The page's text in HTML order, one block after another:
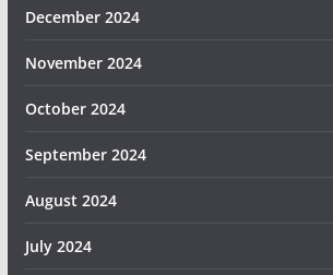
December 2024
November 2024
October 2024
September 2024
August 2024
July 2024